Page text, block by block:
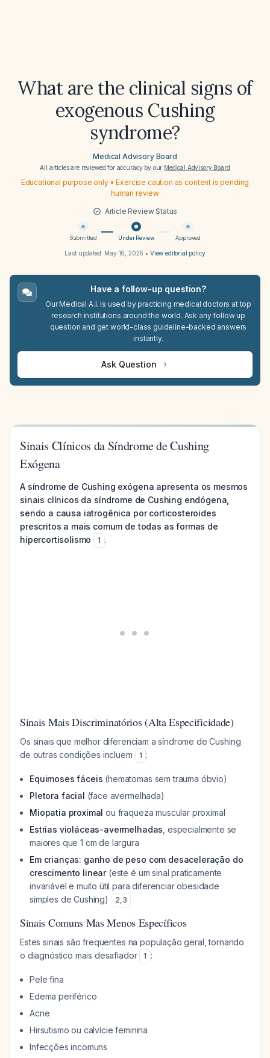
What are the clinical signs of
exogenous Cushing
syndrome?
Medical Advisory Board
All articles are reviewed for accuracy by our Medical Advisory Board
Educational purpose only • Exercise caution as content is pending
human review
Article Review Status
Submitted Under Review Approved
Last updated: May 16, 2026 • View editorial policy
Have a follow-up question?
Our Medical A.I. is used by practicing medical doctors at top
research institutions around the world. Ask any follow up
question and get world-class guideline-backed answers
instantly.
Ask Question
Sinais Clínicos da Síndrome de Cushing
Exógena
A síndrome de Cushing exógena apresenta os mesmos
sinais clínicos da síndrome de Cushing endógena,
sendo a causa iatrogênica por corticosteroides
prescritos a mais comum de todas as formas de
hipercortisolismo
1 .
Sinais Mais Discriminatórios (Alta Especificidade)
Os sinais que melhor diferenciam a síndrome de Cushing
de outras condições incluem
1 :
Equimoses fáceis (hematomas sem trauma óbvio)
Pletora facial (face avermelhada)
Miopatia proximal ou fraqueza muscular proximal
Estrias violáceas-avermelhadas , especialmente se
maiores que 1 cm de largura
Em crianças: ganho de peso com desaceleração do
crescimento linear(este é um sinal praticamente
invariável e muito útil para diferenciar obesidade
simples de Cushing)
2,3
Sinais Comuns Mas Menos Específicos
Estes sinais são frequentes na população geral, tornando
o diagnóstico mais desafiador
1 :
Pele fina
Edema periférico
Acne
Hirsutismo ou calvície feminina
Infecções incomuns